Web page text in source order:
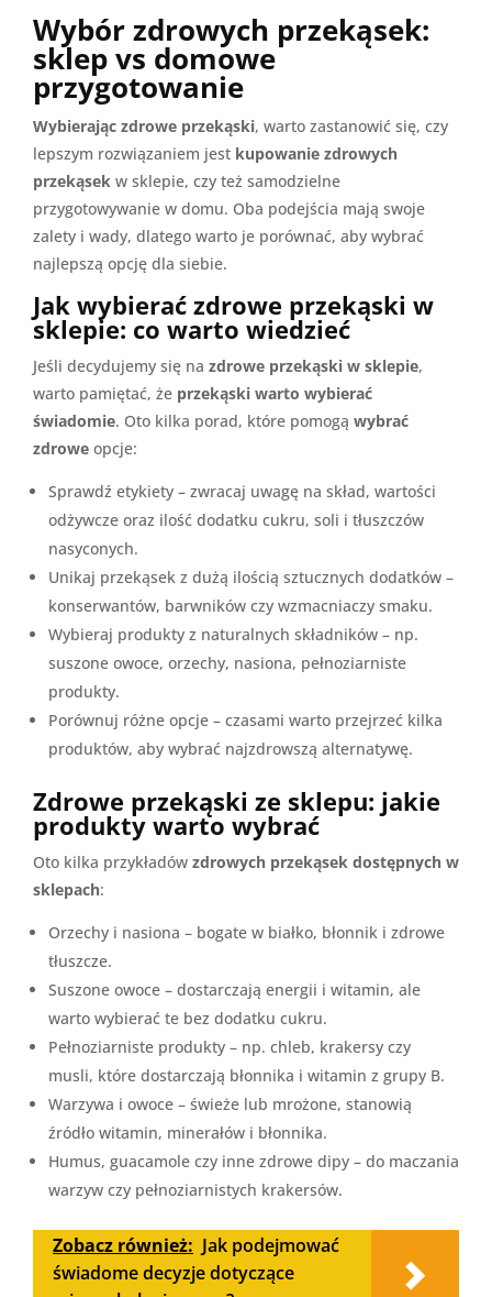
Wybór zdrowych przekąsek:
sklep vs domowe
przygotowanie
Wybierając zdrowe przekąski, warto zastanowić się, czy
lepszym rozwiązaniem jest kupowanie zdrowych
przekąsek w sklepie, czy też samodzielne
przygotowywanie w domu. Oba podejścia mają swoje
zalety i wady, dlatego warto je porównać, aby wybrać
najlepszą opcję dla siebie.
Jak wybierać zdrowe przekąski w
sklepie: co warto wiedzieć
Jeśli decydujemy się na zdrowe przekąski w sklepie,
warto pamiętać, że przekąski warto wybierać
świadomie. Oto kilka porad, które pomogą wybrać
zdrowe opcje:
Sprawdź etykiety – zwracaj uwagę na skład, wartości
odżywcze oraz ilość dodatku cukru, soli i tłuszczów
nasyconych.
Unikaj przekąsek z dużą ilością sztucznych dodatków –
konserwantów, barwników czy wzmacniaczy smaku.
Wybieraj produkty z naturalnych składników – np.
suszone owoce, orzechy, nasiona, pełnoziarniste
produkty.
Porównuj różne opcje – czasami warto przejrzeć kilka
produktów, aby wybrać najzdrowszą alternatywę.
Zdrowe przekąski ze sklepu: jakie
produkty warto wybrać
Oto kilka przykładów zdrowych przekąsek dostępnych w
sklepach:
Orzechy i nasiona – bogate w białko, błonnik i zdrowe
tłuszcze.
Suszone owoce – dostarczają energii i witamin, ale
warto wybierać te bez dodatku cukru.
Pełnoziarniste produkty – np. chleb, krakersy czy
musli, które dostarczają błonnika i witamin z grupy B.
Warzywa i owoce – świeże lub mrożone, stanowią
źródło witamin, minerałów i błonnika.
Humus, guacamole czy inne zdrowe dipy – do maczania
warzyw czy pełnoziarnistych krakersów.
Zobacz również: Jak podejmować
świadome decyzje dotyczące